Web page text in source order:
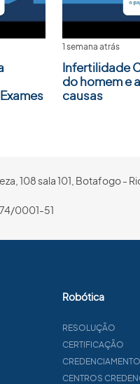
1 semana atrás
Infertilidade
do homem e
causas
108 sala 101, Botafogo -
0001-51
Robótica
RESOLUÇÃO
CERTIFICAÇÃO
CREDENCIAMENTO
CENTROS